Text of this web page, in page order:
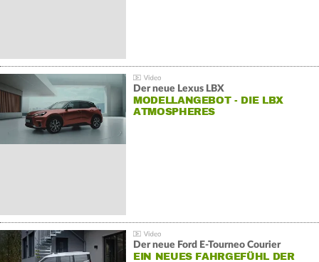
Der neue Lexus LBX
MODELLANGEBOT - DIE LBX
ATMOSPHERES
Der neue Ford E-Tourneo Courier
EIN NEUES FAHRGEFÜHL DER